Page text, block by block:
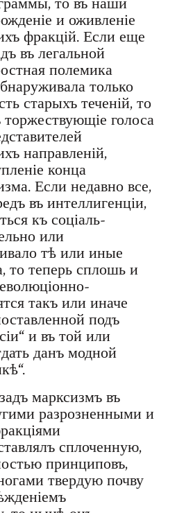
и оживленіе
фракцій. Если еще
въ легальной
полемика
только
старыхъ теченій, то
голоса
направленій,
конца
Если недавно все,
въ интеллигенціи,
къ соціаль-
или
тѣ или иные
то теперь сплошь и
такъ или иначе
подъ
и въ той или
данъ модной
марксизмъ въ
разрозненными и
сплоченную,
принциповъ,
твердую почву